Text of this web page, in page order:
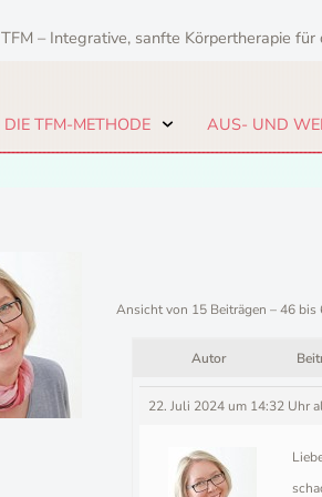
TFM – Integrative, sanfte Körpertherapie für
DIE TFM-METHODE AUS- UND
Ansicht von 15 Beiträgen – 46 bis
Autor
22. Juli 2024 um 14:32 Uhr